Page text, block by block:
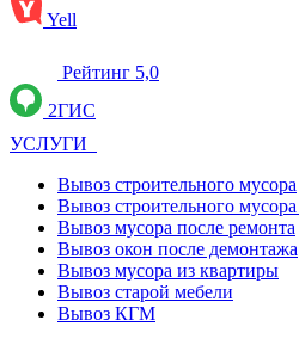
Yell
Рейтинг 5,0
2ГИС
УСЛУГИ
Вывоз строительного мусора
Вывоз строительного
Вывоз мусора после ремонта
Вывоз окон после демонтажа
Вывоз мусора из квартиры
Вывоз старой мебели
Вывоз КГМ